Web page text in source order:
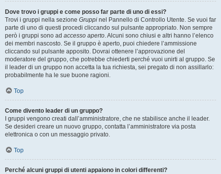
Dove trovo i gruppi e come posso far parte di uno di essi?
Trovi i gruppi nella sezione Gruppi nel Pannello di Controllo Utente. Se vuoi far
parte di uno di questi procedi cliccando sul pulsante appropriato. Non sempre
però i gruppi sono ad accesso aperto. Alcuni sono chiusi e altri hanno l’elenco
dei membri nascosto. Se il gruppo è aperto, puoi chiedere l’ammissione
cliccando sul pulsante apposito. Dovrai ottenere l’approvazione del
moderatore del gruppo, che potrebbe chiederti perché vuoi unirti al gruppo. Se
il leader di un gruppo non accetta la tua richiesta, sei pregato di non assillarlo:
probabilmente ha le sue buone ragioni.
Top
Come divento leader di un gruppo?
I gruppi vengono creati dall’amministratore, che ne stabilisce anche il leader.
Se desideri creare un nuovo gruppo, contatta l’amministratore via posta
elettronica o con un messaggio privato.
Top
Perché alcuni gruppi di utenti appaiono in colori differenti?